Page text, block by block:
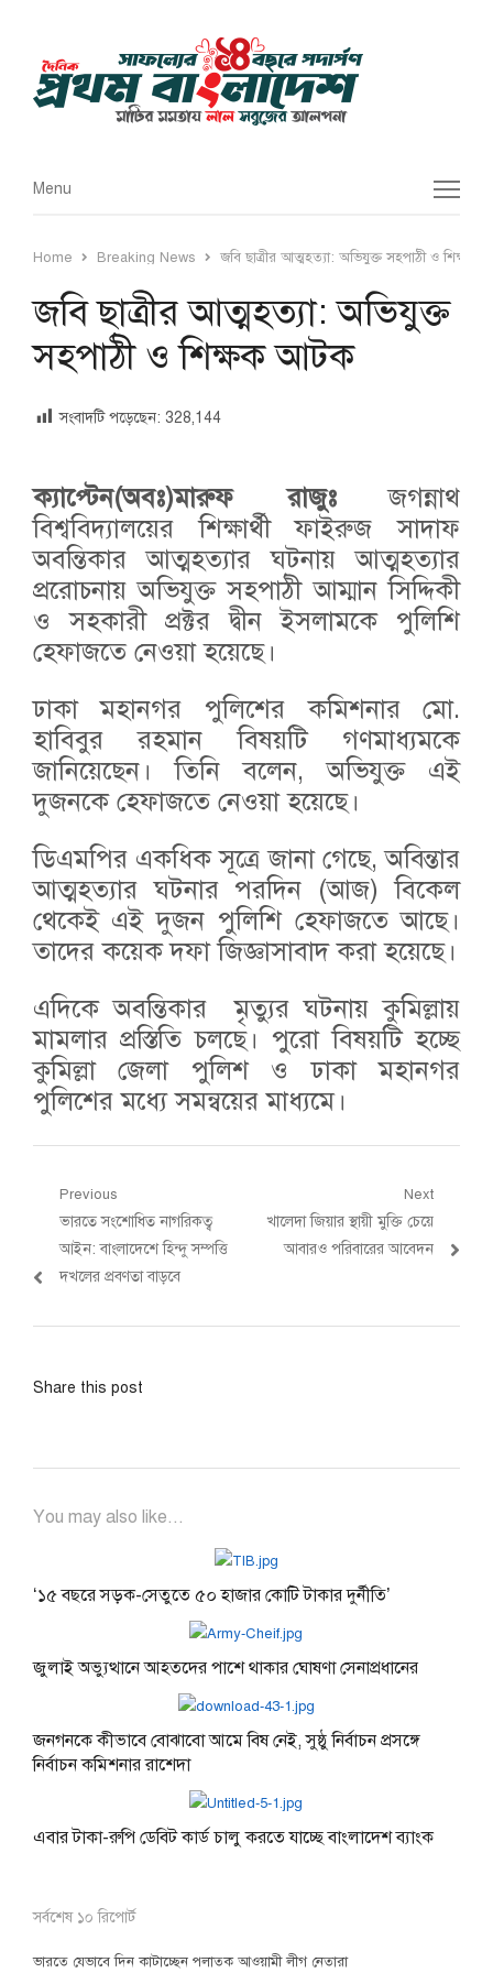
Menu
Menu
Home Breaking News জবি ছাত্রীর আত্মহত্যা: অভিযুক্ত সহপাঠী ও শিক্ষক
জবি ছাত্রীর আত্মহত্যা: অভিযুক্ত
সহপাঠী ও শিক্ষক আটক
সংবাদটি পড়েছেন: 328,144
ক্যাপ্টেন(অবঃ)মারুফ রাজুঃ
জগন্নাথ
বিশ্ববিদ্যালয়ের শিক্ষার্থী ফাইরুজ সাদাফ
অবন্তিকার আত্মহত্যার ঘটনায় আত্মহত্যার
প্ররোচনায় অভিযুক্ত সহপাঠী আম্মান সিদ্দিকী
ও সহকারী প্রক্টর দ্বীন ইসলামকে পুলিশি
হেফাজতে নেওয়া হয়েছে।
ঢাকা মহানগর পুলিশের কমিশনার মো.
হাবিবুর রহমান বিষয়টি গণমাধ্যমকে
জানিয়েছেন। তিনি বলেন, অভিযুক্ত এই
দুজনকে হেফাজতে নেওয়া হয়েছে।
ডিএমপির একধিক সূত্রে জানা গেছে, অবিন্তার
আত্মহত্যার ঘটনার পরদিন (আজ) বিকেল
থেকেই এই দুজন পুলিশি হেফাজতে আছে।
তাদের কয়েক দফা জিজ্ঞাসাবাদ করা হয়েছে।
এদিকে অবন্তিকার মৃত্যুর ঘটনায় কুমিল্লায়
মামলার প্রস্তিতি চলছে। পুরো বিষয়টি হচ্ছে
কুমিল্লা জেলা পুলিশ ও ঢাকা মহানগর
পুলিশের মধ্যে সমন্বয়ের মাধ্যমে।
Post
navigation
Previous
Previous
post:
ভারতে সংশোধিত নাগরিকত্ব
আইন: বাংলাদেশে হিন্দু সম্পত্তি
দখলের প্রবণতা বাড়বে
Next
Next
post:
খালেদা জিয়ার স্থায়ী মুক্তি চেয়ে
আবারও পরিবারের আবেদন
Share this post
You may also like...
‘১৫ বছরে সড়ক-সেতুতে ৫০ হাজার কোটি টাকার দুর্নীতি’
জুলাই অভ্যুত্থানে আহতদের পাশে থাকার ঘোষণা সেনাপ্রধানের
জনগনকে কীভাবে বোঝাবো আমে বিষ নেই, সুষ্ঠু নির্বাচন প্রসঙ্গে
নির্বাচন কমিশনার রাশেদা
এবার টাকা-রুপি ডেবিট কার্ড চালু করতে যাচ্ছে বাংলাদেশ ব্যাংক
সর্বশেষ ১০ রিপোর্ট
ভারতে যেভাবে দিন কাটাচ্ছেন পলাতক আওয়ামী লীগ নেতারা